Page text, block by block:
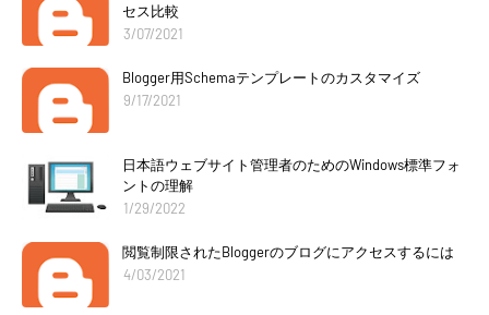
セス比較
3/07/2021
Blogger用Schemaテンプレートのカスタマイズ
9/17/2021
日本語ウェブサイト管理者のためのWindows標準フォ
ントの理解
1/29/2022
閲覧制限されたBloggerのブログにアクセスするには
4/03/2021